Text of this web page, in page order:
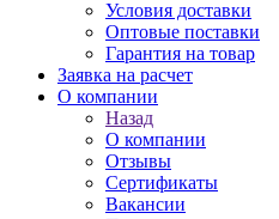
Условия доставки
Оптовые поставки
Гарантия на товар
Заявка на расчет
О компании
Назад
О компании
Отзывы
Сертификаты
Вакансии